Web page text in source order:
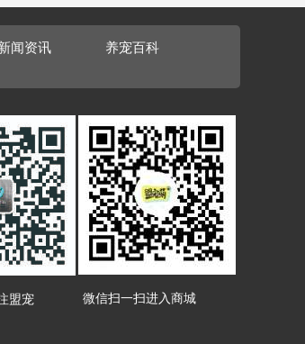
闻资讯
养宠百科
微信扫一扫进入商城
盟宠